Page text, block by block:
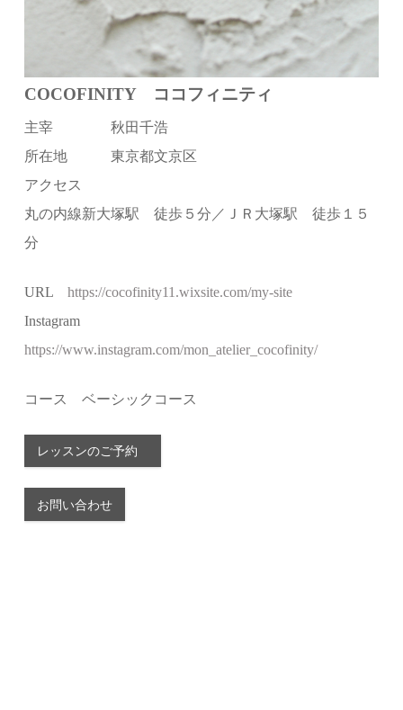
COCOFINITY ココフィニティ
主宰 秋田千浩
所在地 東京都文京区
アクセス
丸の内線新大塚駅 徒歩５分／ＪＲ大塚駅 徒歩１５
分
URLhttps://cocofinity11.wixsite.com/my-site
Instagram
https://www.instagram.com/mon_atelier_cocofinity/
コース ベーシックコース
レッスンのご予約
お問い合わせ